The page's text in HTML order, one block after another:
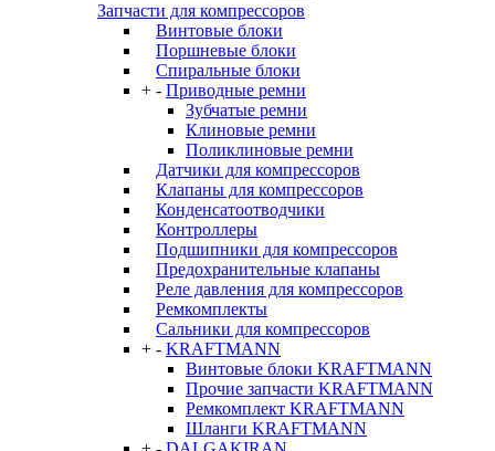
Запчасти для компрессоров
Винтовые блоки
Поршневые блоки
Спиральные блоки
+ - Приводные ремни
Зубчатые ремни
Клиновые ремни
Поликлиновые ремни
Датчики для компрессоров
Клапаны для компрессоров
Конденсатоотводчики
Контроллеры
Подшипники для компрессоров
Предохранительные клапаны
Реле давления для компрессоров
Ремкомплекты
Сальники для компрессоров
+ - KRAFTMANN
Винтовые блоки KRAFTMANN
Прочие запчасти KRAFTMANN
Ремкомплект KRAFTMANN
Шланги KRAFTMANN